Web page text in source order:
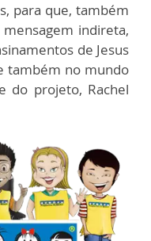
para que, também
indireta,
de Jesus
também no mundo
do projeto, Rachel